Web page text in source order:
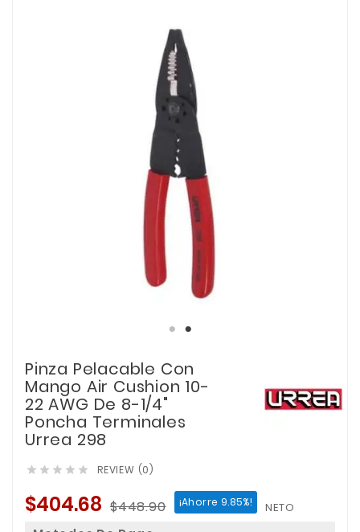
Pinza Pelacable Con
Mango Air Cushion 10-
22 AWG De 8-1/4"
Poncha Terminales
Urrea 298
     REVIEW (0)
$404.68 $448.90 ¡Ahorre 9.85%! NETO